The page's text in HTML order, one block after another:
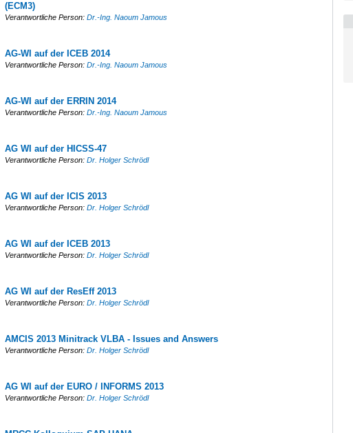
(ECM3)
Verantwortliche Person:Dr.-Ing. Naoum Jamous
AG-WI auf der ICEB 2014
Verantwortliche Person:Dr.-Ing. Naoum Jamous
AG-WI auf der ERRIN 2014
Verantwortliche Person:Dr.-Ing. Naoum Jamous
AG WI auf der HICSS-47
Verantwortliche Person:Dr. Holger Schrödl
AG WI auf der ICIS 2013
Verantwortliche Person:Dr. Holger Schrödl
AG WI auf der ICEB 2013
Verantwortliche Person:Dr. Holger Schrödl
AG WI auf der ResEff 2013
Verantwortliche Person:Dr. Holger Schrödl
AMCIS 2013 Minitrack VLBA - Issues and Answers
Verantwortliche Person:Dr. Holger Schrödl
AG WI auf der EURO / INFORMS 2013
Verantwortliche Person:Dr. Holger Schrödl